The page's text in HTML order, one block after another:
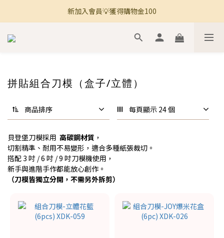
🚚 全館滿800免運 🚚
新加入會員💡獲得購物金100
🚚 全館滿800免運 🚚
拼貼組合刀模（盒子/立體）
商品排序 每頁顯示 24 個
貝登堡刀模採用 高碳鋼材質 ，
切割精準、耐用不易變形，適合多種紙張裁切。
搭配 3 吋 / 6 吋 / 9 吋刀模機使用，
新手與進階手作都能放心創作。
（刀模皆獨立分開，不需另外拆剪）